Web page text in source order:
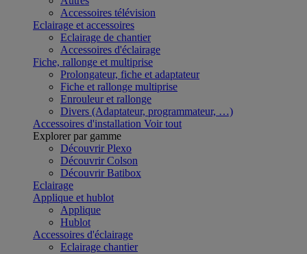
Accessoires télévision
Eclairage et accessoires
Eclairage de chantier
Accessoires d'éclairage
Fiche, rallonge et multiprise
Prolongateur, fiche et adaptateur
Fiche et rallonge multiprise
Enrouleur et rallonge
Divers (Adaptateur, programmateur, …)
Accessoires d'installation Voir tout
Explorer par gamme
Découvrir Plexo
Découvrir Colson
Découvrir Batibox
Eclairage
Applique et hublot
Applique
Hublot
Accessoires d'éclairage
Eclairage chantier